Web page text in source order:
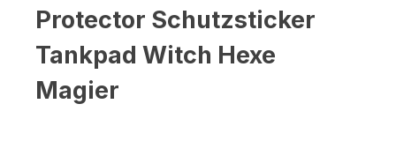
Protector Schutzsticker
Tankpad Witch Hexe
Magier